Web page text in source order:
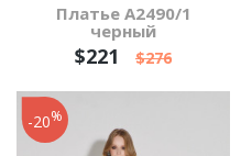
Платье А2490/1
черный
$221 $276
-20%